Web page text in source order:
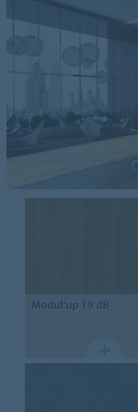
Modul'up19 dB